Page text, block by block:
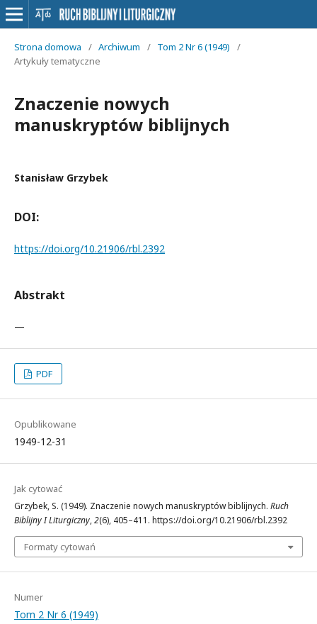
Strona domowa / Archiwum / Tom 2 Nr 6 (1949)
/
Artykuły tematyczne
Znaczenie nowych
manuskryptów biblijnych
Stanisław Grzybek
DOI:
https://doi.org/10.21906/rbl.2392
Abstrakt
—
PDF
Opublikowane
1949-12-31
Jak cytować
Grzybek, S. (1949). Znaczenie nowych manuskryptów biblijnych. Ruch
Biblijny I Liturgiczny,2(6), 405–411. https://doi.org/10.21906/rbl.2392
Formaty cytowań
Numer
Tom 2 Nr 6 (1949)